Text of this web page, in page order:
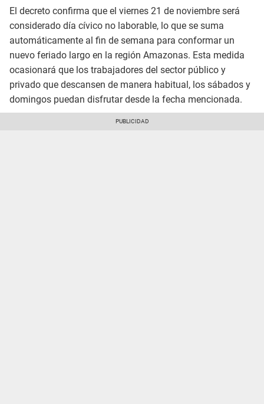
El decreto confirma que el viernes 21 de noviembre será
considerado día cívico no laborable, lo que se suma
automáticamente al fin de semana para conformar un
nuevo feriado largo en la región Amazonas. Esta medida
ocasionará que los trabajadores del sector público y
privado que descansen de manera habitual, los sábados y
domingos puedan disfrutar desde la fecha mencionada.